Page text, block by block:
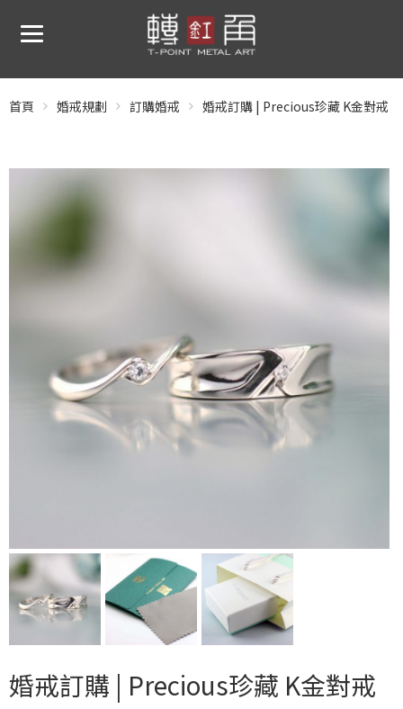
首頁 婚戒規劃 訂購婚戒 婚戒訂購 | Precious珍藏 K金對戒
婚戒訂購 | Precious珍藏 K金對戒